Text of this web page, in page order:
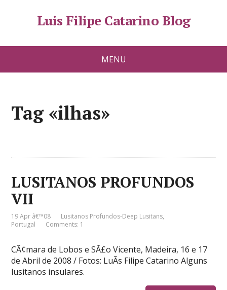
Luis Filipe Catarino Blog
MENU
Tag «ilhas»
LUSITANOS PROFUNDOS
VII
19 Apr â€™08 Lusitanos Profundos-Deep Lusitans,
Portugal
Comments: 1
CÃ¢mara de Lobos e SÃ£o Vicente, Madeira, 16 e 17
de Abril de 2008 / Fotos: LuÃ­s Filipe Catarino Alguns
lusitanos insulares.